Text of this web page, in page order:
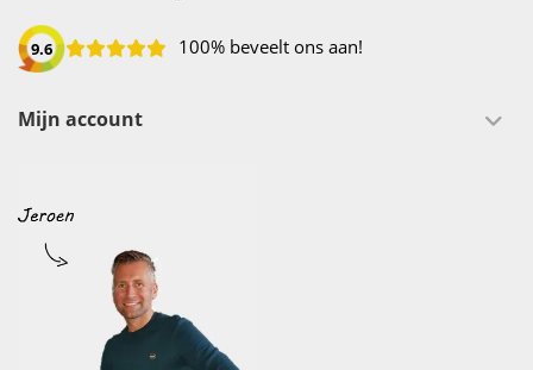
9.6 100% beveelt ons aan!
Mijn account